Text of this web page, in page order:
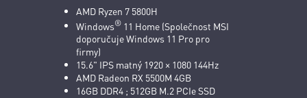
AMD Ryzen 7 5800H
Windows®11 Home (Společnost MSI
doporučuje Windows 11 Pro pro
firmy)
15.6" IPS matný 1920 × 1080 144Hz
AMD Radeon RX 5500M 4GB
16GB DDR4 ; 512GB M.2 PCIe SSD